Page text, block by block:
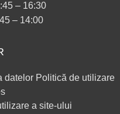
– 16:30
– 14:00
datelor Politică de utilizare
a site-ului